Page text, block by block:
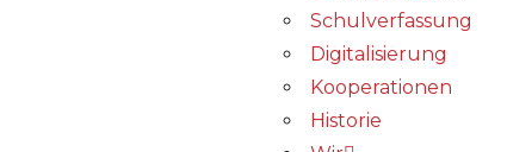
Schulverfassung
Digitalisierung
Kooperationen
Historie